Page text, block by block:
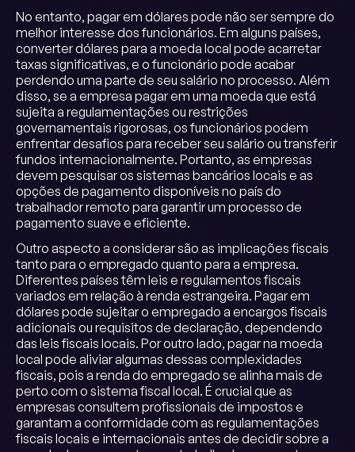
No entanto, pagar em dólares pode não ser sempre do
melhor interesse dos funcionários. Em alguns países,
converter dólares para a moeda local pode acarretar
taxas significativas, e o funcionário pode acabar
perdendo uma parte de seu salário no processo. Além
disso, se a empresa pagar em uma moeda que está
sujeita a regulamentações ou restrições
governamentais rigorosas, os funcionários podem
enfrentar desafios para receber seu salário ou transferir
fundos internacionalmente. Portanto, as empresas
devem pesquisar os sistemas bancários locais e as
opções de pagamento disponíveis no país do
trabalhador remoto para garantir um processo de
pagamento suave e eficiente.
Outro aspecto a considerar são as implicações fiscais
tanto para o empregado quanto para a empresa.
Diferentes países têm leis e regulamentos fiscais
variados em relação à renda estrangeira. Pagar em
dólares pode sujeitar o empregado a encargos fiscais
adicionais ou requisitos de declaração, dependendo
das leis fiscais locais. Por outro lado, pagar na moeda
local pode aliviar algumas dessas complexidades
fiscais, pois a renda do empregado se alinha mais de
perto com o sistema fiscal local. É crucial que as
empresas consultem profissionais de impostos e
garantam a conformidade com as regulamentações
fiscais locais e internacionais antes de decidir sobre a